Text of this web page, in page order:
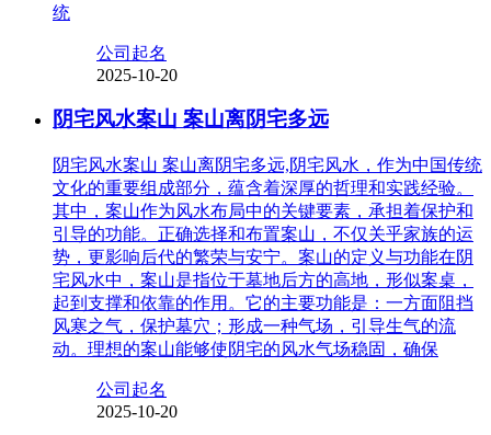
统
公司起名
2025-10-20
阴宅风水案山 案山离阴宅多远
阴宅风水案山 案山离阴宅多远,阴宅风水，作为中国传统
文化的重要组成部分，蕴含着深厚的哲理和实践经验。
其中，案山作为风水布局中的关键要素，承担着保护和
引导的功能。正确选择和布置案山，不仅关乎家族的运
势，更影响后代的繁荣与安宁。案山的定义与功能在阴
宅风水中，案山是指位于墓地后方的高地，形似案桌，
起到支撑和依靠的作用。它的主要功能是：一方面阻挡
风寒之气，保护墓穴；形成一种气场，引导生气的流
动。理想的案山能够使阴宅的风水气场稳固，确保
公司起名
2025-10-20